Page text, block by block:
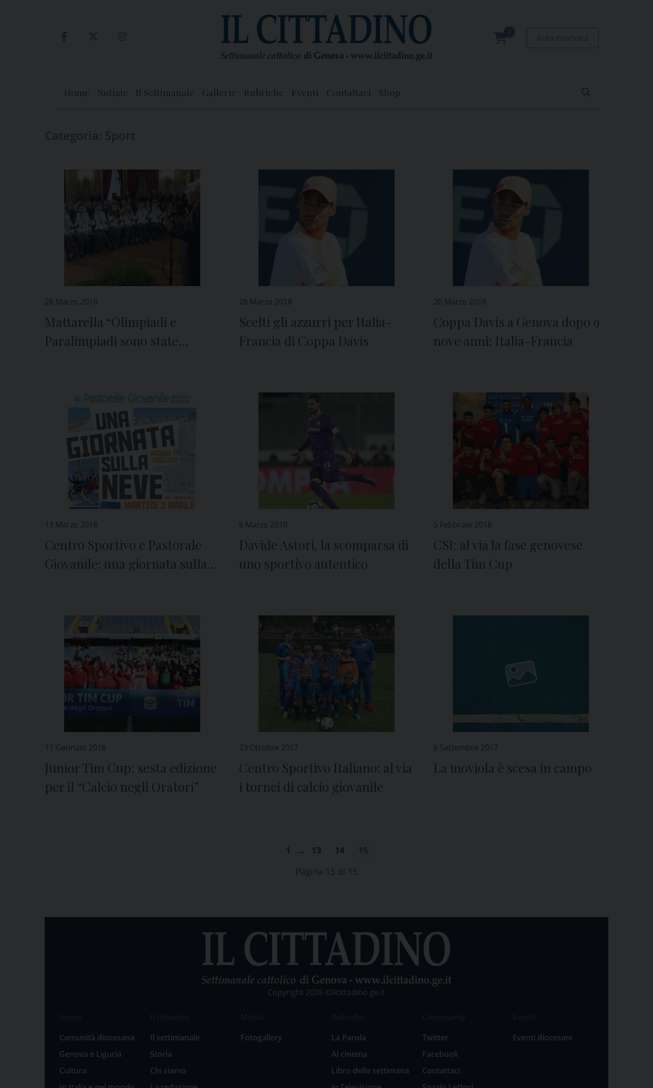
Home Notizie Il Settimanale Gallerie Rubriche Eventi Contattaci Shop
28 Marzo 2018
Mattarella “Olimpiadi e
Paralimpiadi sono state
28 Marzo 2018
Scelti gli azzurri per Italia-
Francia di Coppa Davis
20 Marzo 2018
Coppa Davis a Genova dopo 9
nove anni: Italia-Francia
13 Marzo 2018
Centro Sportivo e Pastorale
Giovanile: una giornata sulla
6 Marzo 2018
Davide Astori, la scomparsa di
uno sportivo autentico
5 Febbraio 2018
CSI: al via la fase genovese
della Tim Cup
11 Gennaio 2018
Junior Tim Cup: sesta edizione
per il “Calcio negli Oratori”
23 Ottobre 2017
Centro Sportivo Italiano: al via
i tornei di calcio giovanile
6 Settembre 2017
La moviola è scesa in campo
1 … 13 14
Pagina 15 di 15
Copyright 2026 ©ilcittadino.ge.it
Comunità diocesana
Genova e Liguria
Cultura
Il settimanale
Storia
Chi siamo
Fotogallery
La Parola
Al cinema
Libro della settimana
Twitter
Facebook
Contattaci
Eventi diocesani